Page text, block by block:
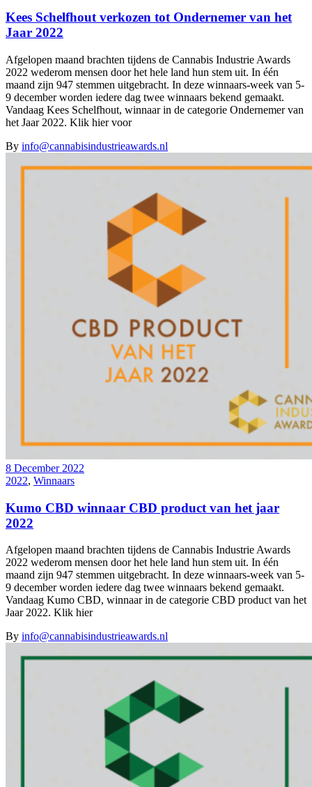
Kees Schelfhout verkozen tot Ondernemer van het
Jaar 2022
Afgelopen maand brachten tijdens de Cannabis Industrie Awards
2022 wederom mensen door het hele land hun stem uit. In één
maand zijn 947 stemmen uitgebracht. In deze winnaars-week van 5-
9 december worden iedere dag twee winnaars bekend gemaakt.
Vandaag Kees Schelfhout, winnaar in de categorie Ondernemer van
het Jaar 2022. Klik hier voor
By info@cannabisindustrieawards.nl
8 December 2022
2022, Winnaars
Kumo CBD winnaar CBD product van het jaar
2022
Afgelopen maand brachten tijdens de Cannabis Industrie Awards
2022 wederom mensen door het hele land hun stem uit. In één
maand zijn 947 stemmen uitgebracht. In deze winnaars-week van 5-
9 december worden iedere dag twee winnaars bekend gemaakt.
Vandaag Kumo CBD, winnaar in de categorie CBD product van het
Jaar 2022. Klik hier
By info@cannabisindustrieawards.nl